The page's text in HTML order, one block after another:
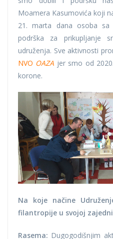
Moamera Kasumovića koji
21. marta dana osoba
podrška za prikupljanje
udruženja. Sve aktivnosti
NVO OAZA jer smo od
korone.
Na koje načine
filantropije u svojoj
Rasema: Dugogodišnjim